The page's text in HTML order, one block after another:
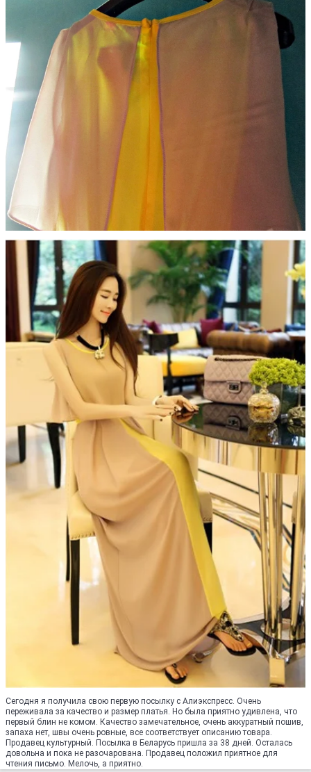
Сегодня я получила свою первую посылку с Алиэкспресс. Очень
переживала за качество и размер платья. Но была приятно удивлена, что
первый блин не комом. Качество замечательное, очень аккуратный пошив,
запаха нет, швы очень ровные, все соответствует описанию товара.
Продавец культурный. Посылка в Беларусь пришла за 38 дней. Осталась
довольна и пока не разочарована. Продавец положил приятное для
чтения письмо. Мелочь, а приятно.